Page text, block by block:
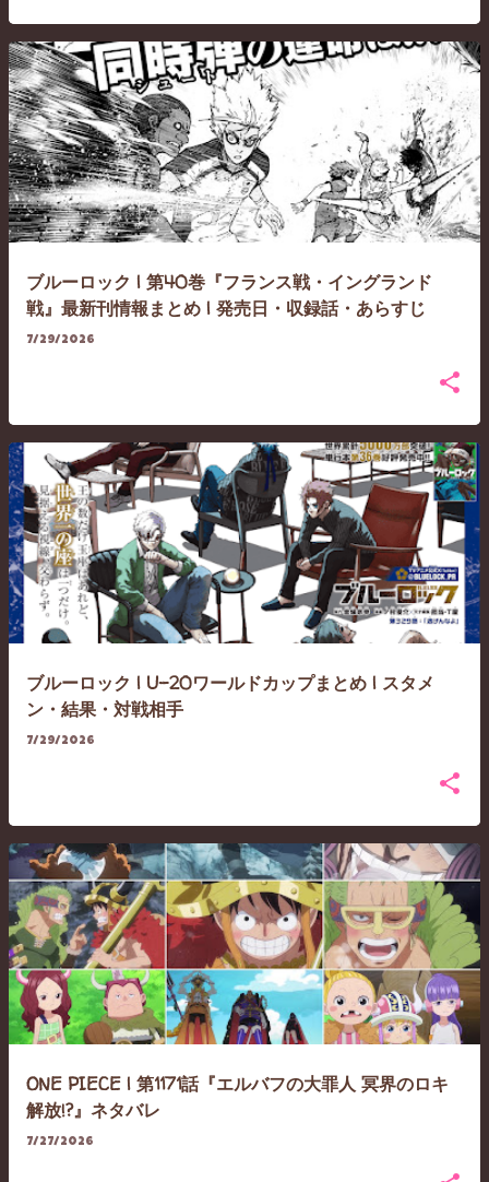
ブルーロック | 第40巻『フランス戦・イングランド
戦』最新刊情報まとめ | 発売日・収録話・あらすじ
7/29/2026
ブルーロック | U-20ワールドカップまとめ | スタメ
ン・結果・対戦相手
7/29/2026
ONE PIECE | 第1171話『エルバフの大罪人 冥界のロキ
解放!?』ネタバレ
7/27/2026